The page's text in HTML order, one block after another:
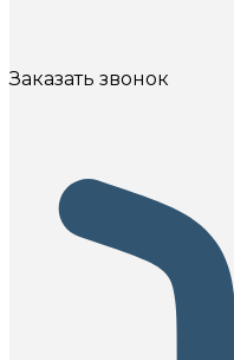
Заказать звонок